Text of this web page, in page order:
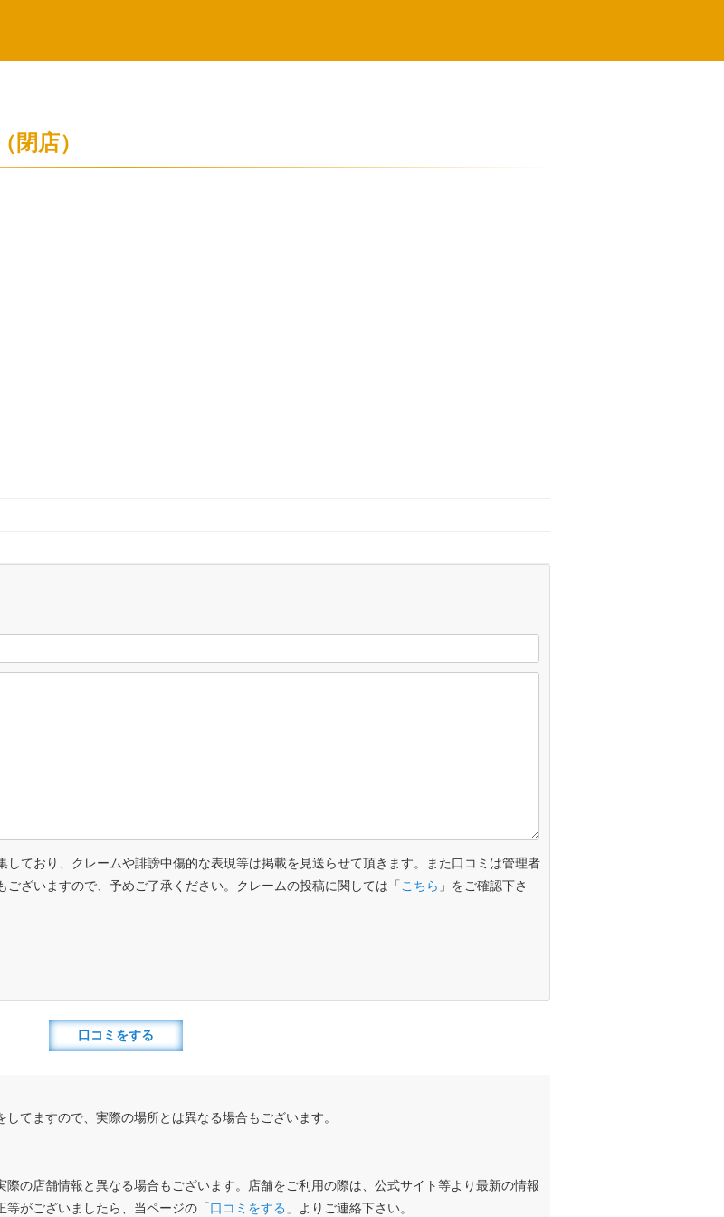
閉店）
ており、クレームや誹謗中傷的な表現等は掲載を見送らせて頂きます。また口コミは管理者
ざいますので、予めご了承ください。クレームの投稿に関しては「 こちら 」をご確認下さ
口コミをする
てますので、実際の場所とは異なる場合もございます。
の店舗情報と異なる場合もございます。店舗をご利用の際は、公式サイト等より最新の情報
がございましたら、当ページの「 口コミをする 」よりご連絡下さい。